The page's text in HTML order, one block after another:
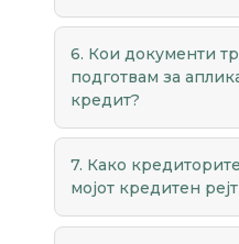
6. Кои документи
подготвам за
кредит?
7. Како
мојот кредитен